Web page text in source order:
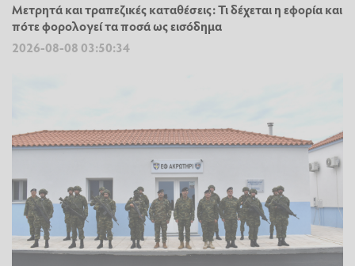
Μετρητά και τραπεζικές καταθέσεις: Τι δέχεται η εφορία και
πότε φορολογεί τα ποσά ως εισόδημα
2026-08-08 03:50:34